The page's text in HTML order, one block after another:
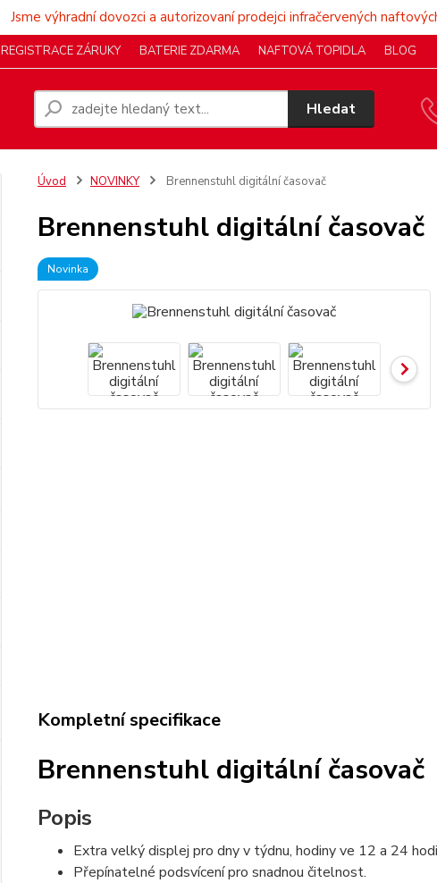
Jsme výhradní dovozci a autorizovaní prodejci infračervených
REGISTRACE ZÁRUKY BATERIE ZDARMA NAFTOVÁ TOPIDLA BLOG
Hledat
Úvod NOVINKY Brennenstuhl digitální časovač
Brennenstuhl digitální časovač
Novinka
Kompletní specifikace
Brennenstuhl digitální časovač
Popis
Extra velký displej pro dny v týdnu, hodiny ve 12 a 24
Přepínatelné podsvícení pro snadnou čitelnost.